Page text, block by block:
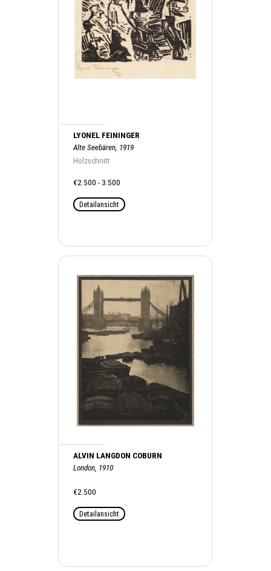
LYONEL FEININGER
Alte Seebären, 1919
Holzschnitt
€2.500 - 3.500
Detailansicht
ALVIN LANGDON COBURN
London, 1910
€2.500
Detailansicht